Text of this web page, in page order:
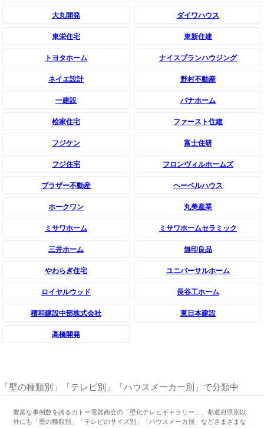
大丸開発 ダイワハウス
東栄住宅 東新住建
トヨタホーム ナイスプランハウジング
ネイエ設計 野村不動産
一建設 パナホーム
桧家住宅 ファースト住建
フジケン 富士住研
フジ住宅 フロンヴィルホームズ
ブラザー不動産 ヘーベルハウス
ホークワン 丸美産業
ミサワホーム ミサワホームセラミック
三井ホーム 無印良品
やわらぎ住宅 ユニバーサルホーム
ロイヤルウッド 長谷工ホーム
積和建設中部株式会社 東日本建設
高橋開発
「壁の種類別」「テレビ別」「ハウスメーカー別」で分類中
豊富な事例数を誇るカトー電器商会の「壁化テレビギャラリー」。都道府県別以
外にも「壁の種類別」「テレビのサイズ別」「ハウスメーカ別」などさまざまな